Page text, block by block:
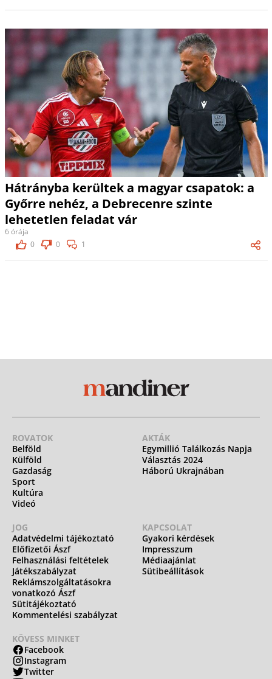
Hátrányba kerültek a magyar csapatok: a
Győrre nehéz, a Debrecenre szinte
lehetetlen feladat vár
6 órája
0
0 1
ROVATOK
Belföld
Külföld
Gazdaság
Sport
Kultúra
Videó
AKTÁK
Egymillió Találkozás Napja
Választás 2024
Háború Ukrajnában
JOG
Adatvédelmi tájékoztató
Előfizetői Ászf
Felhasználási feltételek
Játékszabályzat
Reklámszolgáltatásokra
vonatkozó Ászf
Sütitájékoztató
Kommentelési szabályzat
KAPCSOLAT
Gyakori kérdések
Impresszum
Médiaajánlat
Sütibeállítások
KÖVESS MINKET
Facebook
Instagram
Twitter